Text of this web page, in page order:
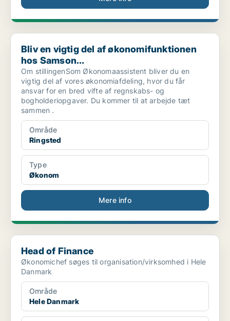
Bliv en vigtig del af økonomifunktionen hos Samson...
Bliv en vigtig del af økonomifunktionen
hos Samson...
Om stillingenSom Økonomaassistent bliver du en
vigtig del af vores økonomiafdeling, hvor du får
ansvar for en bred vifte af regnskabs- og
bogholderiopgaver. Du kommer til at arbejde tæt
sammen .
Område
Ringsted
Type
Økonom
Mere info
Head of Finance
Head of Finance
Økonomichef søges til organisation/virksomhed i Hele
Danmark
Område
Hele Danmark